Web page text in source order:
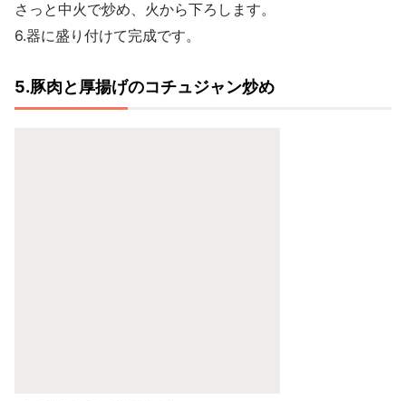
さっと中火で炒め、火から下ろします。
6.器に盛り付けて完成です。
5.豚肉と厚揚げのコチュジャン炒め